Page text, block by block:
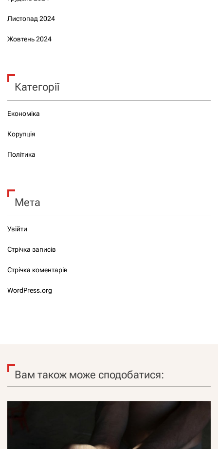
Листопад 2024
Жовтень 2024
Категорії
Економіка
Корупція
Політика
Мета
Увійти
Стрічка записів
Стрічка коментарів
WordPress.org
Вам також може сподобатися: